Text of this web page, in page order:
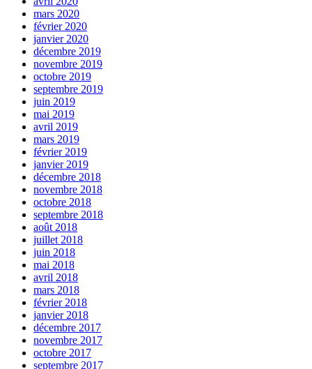
mars 2020
février 2020
janvier 2020
décembre 2019
novembre 2019
octobre 2019
septembre 2019
juin 2019
mai 2019
avril 2019
mars 2019
février 2019
janvier 2019
décembre 2018
novembre 2018
octobre 2018
septembre 2018
août 2018
juillet 2018
juin 2018
mai 2018
avril 2018
mars 2018
février 2018
janvier 2018
décembre 2017
novembre 2017
octobre 2017
septembre 2017